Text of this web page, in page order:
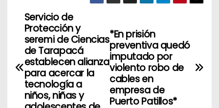
N
v
*En prisión
preventiva quedó
imputado por
violento robo de
cables en
empresa de
Puerto Patillos*
Servicio de
Protección y
seremi de Ciencias
de Tarapacá
establecen alianza
para acercar la
tecnología a
niños, niñas y